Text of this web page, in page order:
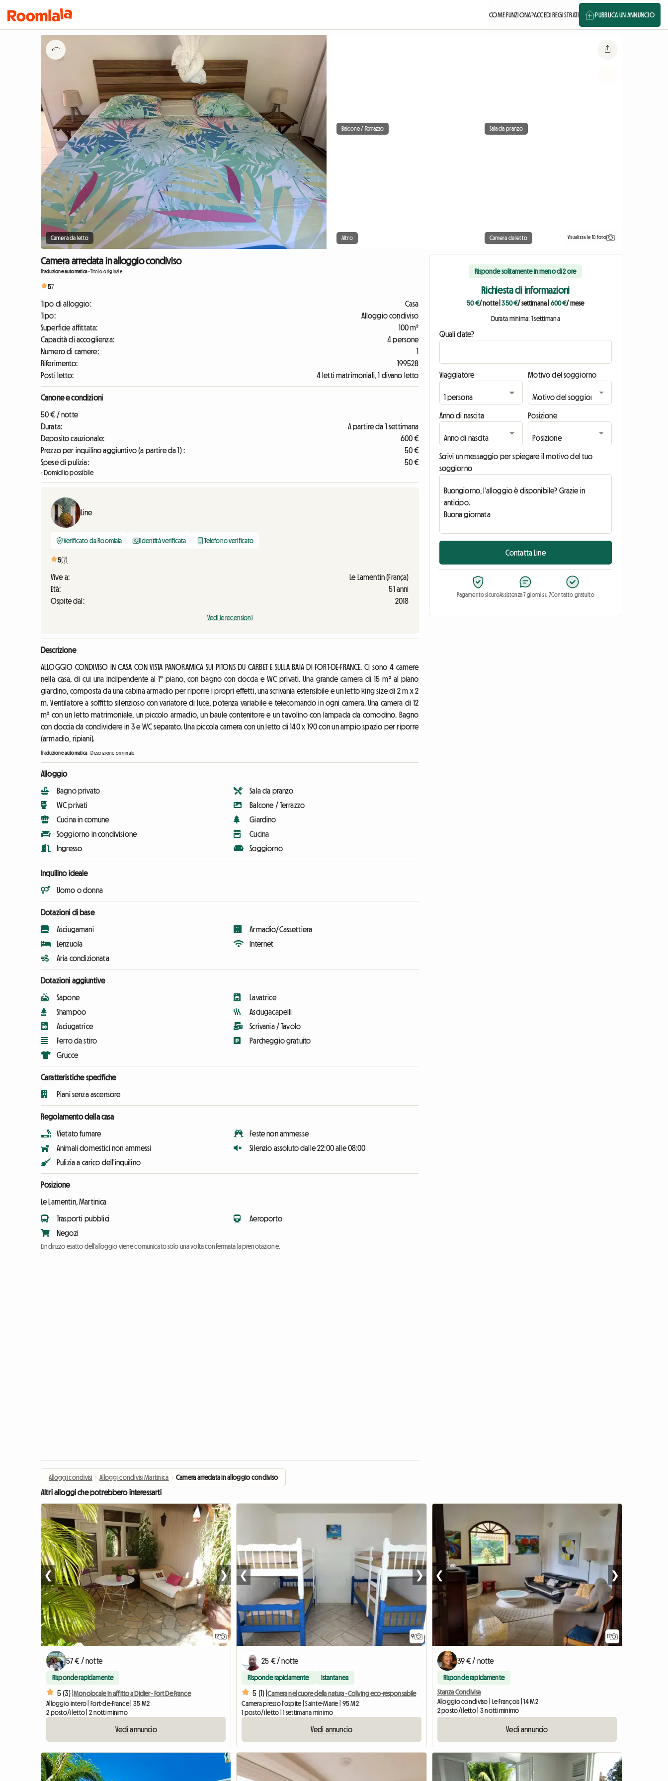
COME FUNZIONA?ACCEDIREGISTRATI PUBBLICA UN ANNUNCIO
Camera da letto
Balcone / Terrazzo Sala da pranzo
Altro Camera da letto Visualizza le 10 foto
Camera arredata in alloggio condiviso
Traduzione automatica-Titolo originale
57
Tipo di alloggio:
Casa
Tipo:
Alloggio condiviso
Superficie affittata:
100 m²
Capacità di accoglienza:
4 persone
Numero di camere:
1
Riferimento:
199528
Posti letto:
4 letti matrimoniali, 1 divano letto
Canone e condizioni
50 € / notte
Durata:
A partire da 1 settimana
Deposito cauzionale:
600 €
Prezzo per inquilino aggiuntivo (a partire da 1) :
50 €
Spese di pulizia:
50 €
- Domicilio possibile
Line
Verificato da Roomlala Identità verificata Telefono verificato
5(7)
Vive a:
Le Lamentin (França)
Età:
51 anni
Ospite dal:
2018
Vedi le recensioni
Descrizione
ALLOGGIO CONDIVISO IN CASA CON VISTA PANORAMICA SUI PITONS DU CARBET E SULLA BAIA DI FORT-DE-FRANCE. Ci sono 4 camere
nella casa, di cui una indipendente al 1° piano, con bagno con doccia e WC privati. Una grande camera di 15 m² al piano
giardino, composta da una cabina armadio per riporre i propri effetti, una scrivania estensibile e un letto king size di 2 m x 2
m. Ventilatore a soffitto silenzioso con variatore di luce, potenza variabile e telecomando in ogni camera. Una camera di 12
m² con un letto matrimoniale, un piccolo armadio, un baule contenitore e un tavolino con lampada da comodino. Bagno
con doccia da condividere in 3 e WC separato. Una piccola camera con un letto di 140 x 190 con un ampio spazio per riporre
(armadio, ripiani).
Traduzione automatica-Descrizione originale
Alloggio
Bagno privato
WC privati
Cucina in comune
Soggiorno in condivisione
Ingresso
Sala da pranzo
Balcone / Terrazzo
Giardino
Cucina
Soggiorno
Inquilino ideale
Uomo o donna
Dotazioni di base
Asciugamani
Lenzuola
Aria condizionata
Armadio/Cassettiera
Internet
Dotazioni aggiuntive
Sapone
Shampoo
Asciugatrice
Ferro da stiro
Grucce
Lavatrice
Asciugacapelli
Scrivania / Tavolo
Parcheggio gratuito
Caratteristiche specifiche
Piani senza ascensore
Regolamento della casa
Vietato fumare
Animali domestici non ammessi
Pulizia a carico dell'inquilino
Feste non ammesse
Silenzio assoluto dalle 22:00 alle 08:00
Posizione
Le Lamentin, Martinica
Trasporti pubblici
Negozi
Aeroporto
L'indirizzo esatto dell'alloggio viene comunicato solo una volta confermata la prenotazione.
Risponde solitamente in meno di 2 ore
Richiesta di informazioni
50 €/ notte|350 €/ settimana 600 €/ mese
Durata minima: 1 settimana
Quali date?
Viaggiatore Motivo del soggiorno
Anno di nascita Posizione
Scrivi un messaggio per spiegare il motivo del tuo
soggiorno
Contatta Line
Pagamento sicuroAssistenza 7 giorni su 7Contatto gratuito
Alloggi condivisi › Alloggi condivisi Martinica › Camera arredata in alloggio condiviso
Altri alloggi che potrebbero interessarti
12
❮ ❯
57 € / notte
Risponde rapidamente
5 (3) |Monolocale in affitto a Didier - Fort De France
Alloggio intero | Fort-de-France | 35 M2
2 posto/i letto | 2 notti minimo
Vedi annuncio
9
❮ ❯
25 € / notte
Risponde rapidamente Istantanea
5 (1) |Camera nel cuore della natura - Coliving eco-responsabile
Camera presso l'ospite | Sainte-Marie | 95 M2
1 posto/i letto | 1 settimana minimo
Vedi annuncio
11
❮ ❯
39 € / notte
Risponde rapidamente
Stanza Condivisa
Alloggio condiviso | Le François | 14 M2
2 posto/i letto | 3 notti minimo
Vedi annuncio